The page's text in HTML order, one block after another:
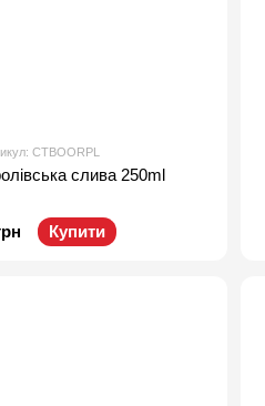
CTBOORPL
слива 250ml
Купити